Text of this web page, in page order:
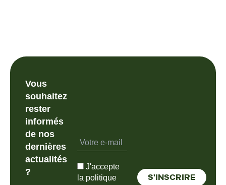
Vous
souhaitez
rester
informés
de nos
dernières
actualités
?
J'accepte
la politique